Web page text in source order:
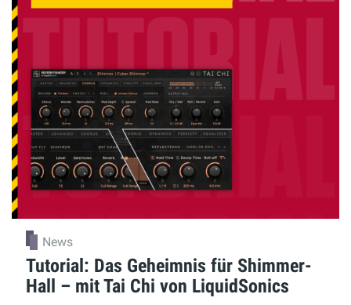
News
Tutorial: Das Geheimnis für Shimmer-
Hall – mit Tai Chi von LiquidSonics